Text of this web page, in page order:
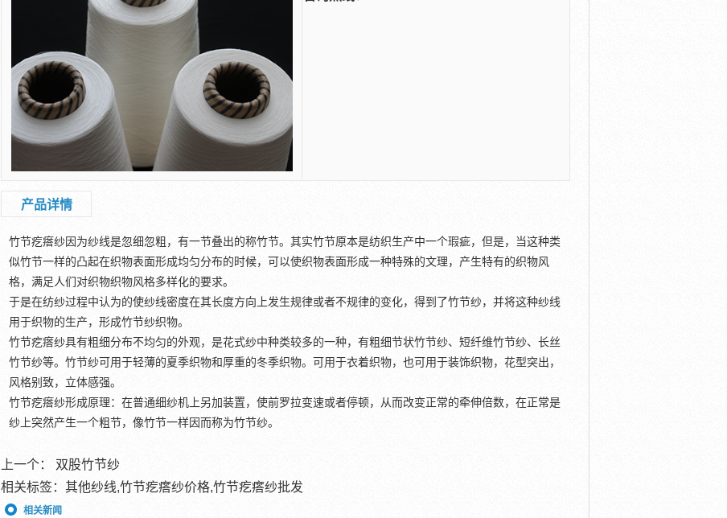
产品详情
竹节疙瘩纱因为纱线是忽细忽粗，有一节叠出的称竹节。其实竹节原本是纺织生产中一个瑕疵，但是，当这种类
似竹节一样的凸起在织物表面形成均匀分布的时候，可以使织物表面形成一种特殊的文理，产生特有的织物风
格，满足人们对织物织物风格多样化的要求。
于是在纺纱过程中认为的使纱线密度在其长度方向上发生规律或者不规律的变化，得到了竹节纱，并将这种纱线
用于织物的生产，形成竹节纱织物。
竹节疙瘩纱具有粗细分布不均匀的外观，是花式纱中种类较多的一种，有粗细节状竹节纱、短纤维竹节纱、长丝
竹节纱等。竹节纱可用于轻薄的夏季织物和厚重的冬季织物。可用于衣着织物，也可用于装饰织物，花型突出，
风格别致，立体感强。
竹节疙瘩纱形成原理：在普通细纱机上另加装置，使前罗拉变速或者停顿，从而改变正常的牵伸倍数，在正常是
纱上突然产生一个粗节，像竹节一样因而称为竹节纱。
上一个： 双股竹节纱
相关标签：其他纱线,竹节疙瘩纱价格,竹节疙瘩纱批发
相关新闻